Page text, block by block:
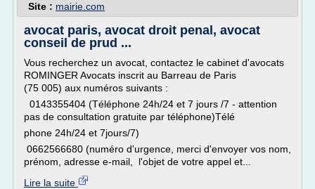
Site : mairie.com
avocat paris, avocat droit penal, avocat
conseil de prud ...
Vous recherchez un avocat, contactez le cabinet d'avocats
ROMINGER Avocats inscrit au Barreau de Paris
(75 005) aux numéros suivants :
0143355404 (Téléphone 24h/24 et 7 jours /7 - attention
pas de consultation gratuite par téléphone)Télé
phone 24h/24 et 7jours/7)
0662566680 (numéro d'urgence, merci d'envoyer vos nom,
prénom, adresse e-mail, l'objet de votre appel et...
Lire la suite